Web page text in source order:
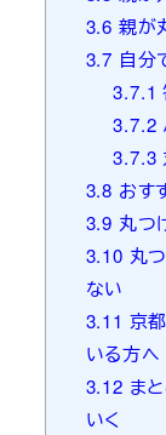
3.6 親が
3.7 自分
3.7.1
3.7.2
3.7.3
3.8 おす
3.9 丸つ
3.10 丸
ない
3.11 京
いる方へ
3.12 ま
いく